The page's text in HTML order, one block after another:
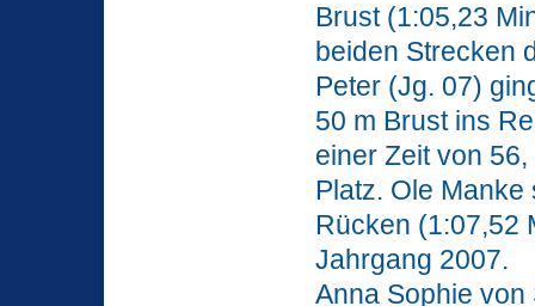
Brust (1:05,23
beiden Strecken
Peter (Jg. 07)
50 m Brust ins
einer Zeit von
Platz. Ole
Rücken (1:07,52
Jahrgang 2007.
Anna Sophie von